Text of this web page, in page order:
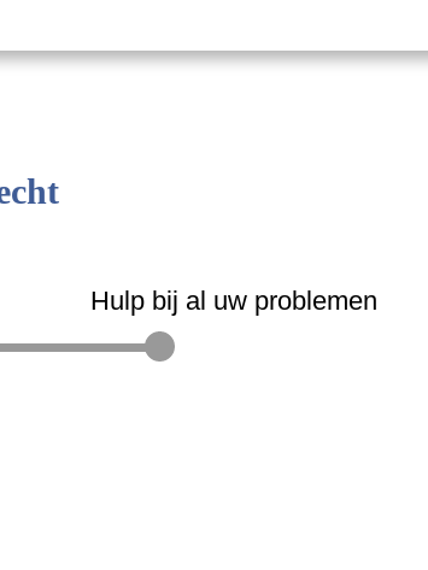
Hulp bij al uw problemen